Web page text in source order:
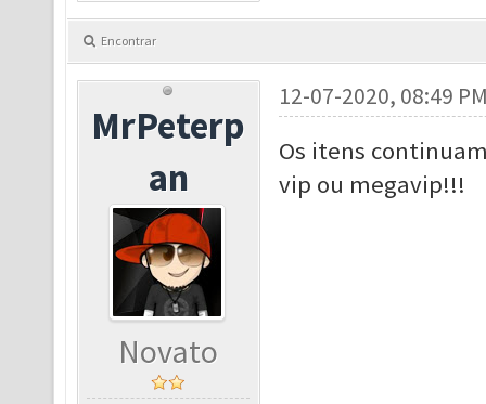
Encontrar
MrPeterp
an
Novato
12-07-2020, 08:49
Os itens
vip ou megavip!!!